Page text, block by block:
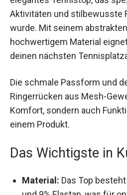
Aktivitäten und stilbewusste
wurde. Mit seinem
hochwertigem Material
deinen nächsten
Ringerrücken aus Mesh-
Komfort, sondern auch
einem Produkt.
Das Wichtigste in
und 9% Elastan, was für